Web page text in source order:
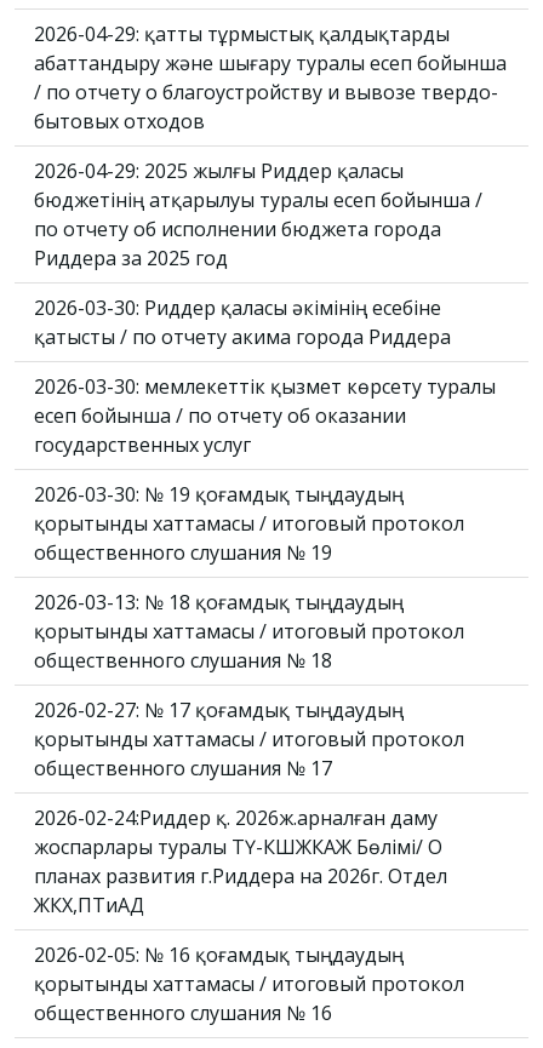
2026-04-29: қатты тұрмыстық қалдықтарды
абаттандыру және шығару туралы есеп бойынша
/ по отчету о благоустройству и вывозе твердо-
бытовых отходов
2026-04-29: 2025 жылғы Риддер қаласы
бюджетінің атқарылуы туралы есеп бойынша /
по отчету об исполнении бюджета города
Риддера за 2025 год
2026-03-30: Риддер қаласы әкімінің есебіне
қатысты / по отчету акима города Риддера
2026-03-30: мемлекеттік қызмет көрсету туралы
есеп бойынша / по отчету об оказании
государственных услуг
2026-03-30: № 19 қоғамдық тыңдаудың
қорытынды хаттамасы / итоговый протокол
общественного слушания № 19
2026-03-13: № 18 қоғамдық тыңдаудың
қорытынды хаттамасы / итоговый протокол
общественного слушания № 18
2026-02-27: № 17 қоғамдық тыңдаудың
қорытынды хаттамасы / итоговый протокол
общественного слушания № 17
2026-02-24:Риддер қ. 2026ж.арналған даму
жоспарлары туралы ТҮ-КШЖКАЖ Бөлімі/ О
планах развития г.Риддера на 2026г. Отдел
ЖКХ,ПТиАД
2026-02-05: № 16 қоғамдық тыңдаудың
қорытынды хаттамасы / итоговый протокол
общественного слушания № 16